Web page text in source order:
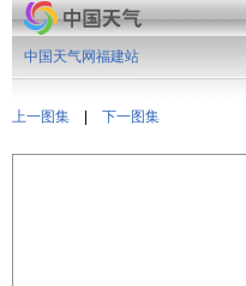
上一图集 下一图集
中国天气网福建站